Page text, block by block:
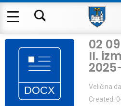
02
II.
Veličina
Created: